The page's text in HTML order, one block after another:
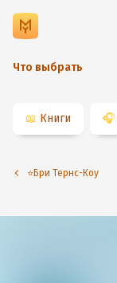
Что выбрать
📖 Книги 🎧
⭐️Бри Тернс-Коу